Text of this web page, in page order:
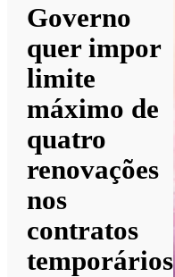
Governo
quer impor
limite
máximo de
quatro
renovações
nos
contratos
temporários